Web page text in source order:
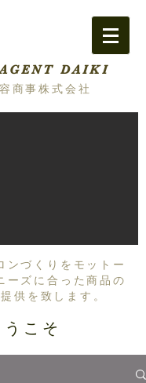
DAIKI
商事株式会社
ンづくりをモットー
ーズに合った商品の
供を致します。
こそ